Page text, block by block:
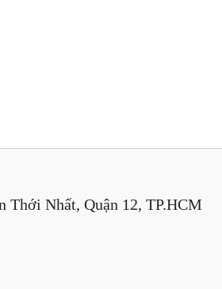
Thới Nhất, Quận 12, TP.HCM